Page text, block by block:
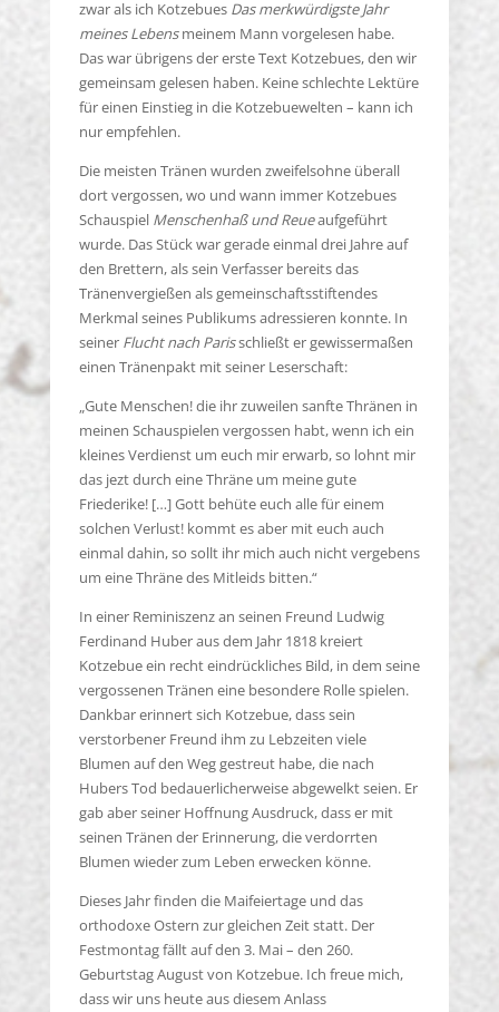
zwar als ich Kotzebues Das merkwürdigste Jahr
meines Lebensmeinem Mann vorgelesen habe.
Das war übrigens der erste Text Kotzebues, den wir
gemeinsam gelesen haben. Keine schlechte Lektüre
für einen Einstieg in die Kotzebuewelten – kann ich
nur empfehlen.
Die meisten Tränen wurden zweifelsohne überall
dort vergossen, wo und wann immer Kotzebues
Schauspiel Menschenhaß und Reueaufgeführt
wurde. Das Stück war gerade einmal drei Jahre auf
den Brettern, als sein Verfasser bereits das
Tränenvergießen als gemeinschaftsstiftendes
Merkmal seines Publikums adressieren konnte. In
seiner Flucht nach Parisschließt er gewissermaßen
einen Tränenpakt mit seiner Leserschaft:
„Gute Menschen! die ihr zuweilen sanfte Thränen in
meinen Schauspielen vergossen habt, wenn ich ein
kleines Verdienst um euch mir erwarb, so lohnt mir
das jezt durch eine Thräne um meine gute
Friederike! […] Gott behüte euch alle für einem
solchen Verlust! kommt es aber mit euch auch
einmal dahin, so sollt ihr mich auch nicht vergebens
um eine Thräne des Mitleids bitten.“
In einer Reminiszenz an seinen Freund Ludwig
Ferdinand Huber aus dem Jahr 1818 kreiert
Kotzebue ein recht eindrückliches Bild, in dem seine
vergossenen Tränen eine besondere Rolle spielen.
Dankbar erinnert sich Kotzebue, dass sein
verstorbener Freund ihm zu Lebzeiten viele
Blumen auf den Weg gestreut habe, die nach
Hubers Tod bedauerlicherweise abgewelkt seien. Er
gab aber seiner Hoffnung Ausdruck, dass er mit
seinen Tränen der Erinnerung, die verdorrten
Blumen wieder zum Leben erwecken könne.
Dieses Jahr finden die Maifeiertage und das
orthodoxe Ostern zur gleichen Zeit statt. Der
Festmontag fällt auf den 3. Mai – den 260.
Geburtstag August von Kotzebue. Ich freue mich,
dass wir uns heute aus diesem Anlass